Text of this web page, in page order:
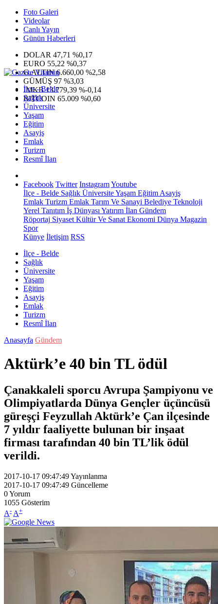
Foto Galeri
Videolar
Canlı Yayın
Günün Haberleri
DOLAR 47,71 %0,17
EURO 55,22 %0,37
G.ALTIN6.660,00 %2,58
GÜMÜŞ 97 %3,03
IMKB13.779,39 %-0,14
BITCOIN 65.009 %0,60
İlçe - Belde
Sağlık
Üniversite
Yaşam
Eğitim
Asayiş
Emlak
Turizm
Resmî İlan
Facebook Twitter InstagramYoutube
İlçe - Belde Sağlık ÜniversiteYaşam Eğitim Asayiş
Emlak Turizm Emlak Tarım Ve Sanayi Belediye Teknoloji
Yerel Tanıtım İş Dünyası Yatırım İlan Gündem
Röportaj Siyaset Kültür Ve Sanat Ekonomi Dünya Magazin
Spor
Künye İletişim RSS
İlçe - Belde
Sağlık
Üniversite
Yaşam
Eğitim
Asayiş
Emlak
Turizm
Resmî İlan
Anasayfa Gündem
Aktürk’e 40 bin TL ödül
Çanakkaleli sporcu Avrupa Şampiyonu ve
Olimpiyatlarda Dünya Gençler üçüncüsü
güreşçi Feyzullah Aktürk’e Çan ilçesinde
7 yıldır faaliyette bulunan bir inşaat
firması tarafından 40 bin TL’lik ödül
verildi.
2017-10-17 09:47:49Yayınlanma
2017-10-17 09:47:49 Güncelleme
0Yorum
1055 Gösterim
A- A+